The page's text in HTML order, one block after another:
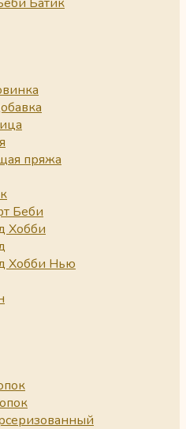
пряжа
Беби
Хобби
Хобби Нью